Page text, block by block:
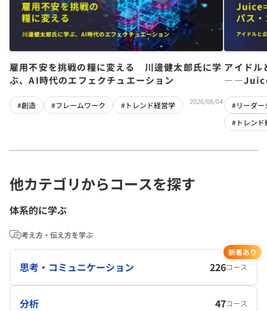
雇用不安を挑戦の糧に変える 川邊健太郎氏に学
ぶ、AI時代のエフェクチュエーション
#創造 #フレームワーク #トレンド経営学 2026/08/04
アイドル
#リーダー
#トレンド
他カテゴリからコースを探す
体系的に学ぶ
考え方・伝え方を学ぶ
思考・コミュニケーション 226コース
新着あり
分析 47コース